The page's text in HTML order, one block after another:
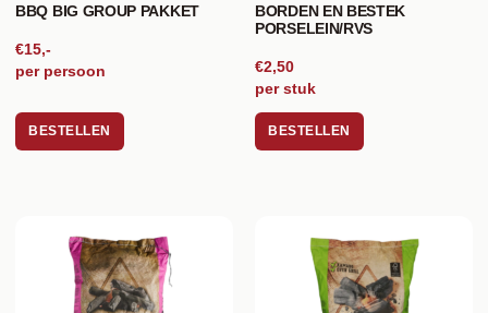
BBQ BIG GROUP PAKKET
€15,-
per persoon
BESTELLEN
BORDEN EN BESTEK
PORSELEIN/RVS
€2,50
per stuk
BESTELLEN